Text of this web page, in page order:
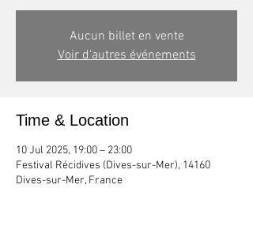
Aucun billet en vente
Voir d'autres événements
Time & Location
10 Jul 2025, 19:00 – 23:00
Festival Récidives (Dives-sur-Mer), 14160
Dives-sur-Mer, France